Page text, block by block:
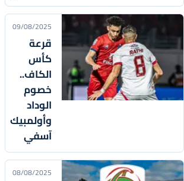
09/08/2025
قرعة
كأس
الكاف..
خصوم
الوداد
وأولمبيك
آسفي
08/08/2025